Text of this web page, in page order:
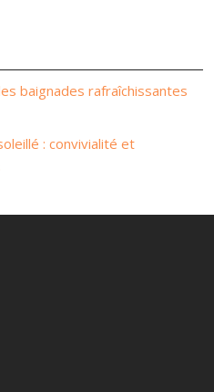
baignades rafraîchissantes
: convivialité et